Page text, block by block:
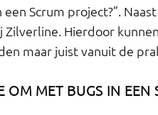
een Scrum project?”.
Zilverline. Hierdoor
maar juist vanuit de
OM MET BUGS IN EEN